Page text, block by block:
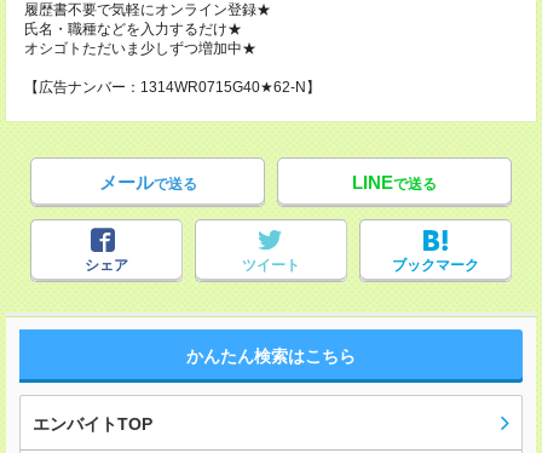
履歴書不要で気軽にオンライン登録★
氏名・職種などを入力するだけ★
オシゴトただいま少しずつ増加中★
【広告ナンバー：1314WR0715G40★62-N】
メールで送る LINEで送る
シェア ツイート ブックマーク
かんたん検索はこちら
エンバイトTOP